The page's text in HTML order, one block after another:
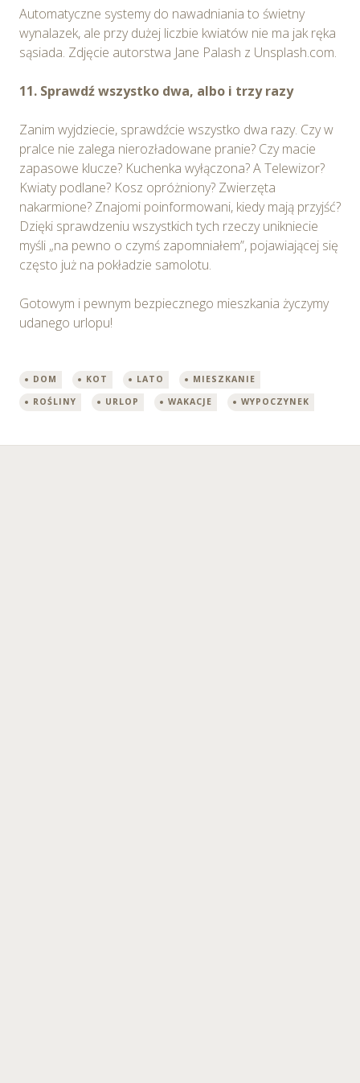
Automatyczne systemy do nawadniania to świetny
wynalazek, ale przy dużej liczbie kwiatów nie ma jak ręka
sąsiada. Zdjęcie autorstwa Jane Palash z Unsplash.com.
11. Sprawdź wszystko dwa, albo i trzy razy
Zanim wyjdziecie, sprawdźcie wszystko dwa razy. Czy w
pralce nie zalega nierozładowane pranie? Czy macie
zapasowe klucze? Kuchenka wyłączona? A Telewizor?
Kwiaty podlane? Kosz opróżniony? Zwierzęta
nakarmione? Znajomi poinformowani, kiedy mają przyjść?
Dzięki sprawdzeniu wszystkich tych rzeczy unikniecie
myśli „na pewno o czymś zapomniałem”, pojawiającej się
często już na pokładzie samolotu.
Gotowym i pewnym bezpiecznego mieszkania życzymy
udanego urlopu!
DOM KOT LATO
MIESZKANIE
ROŚLINY
URLOP WAKACJE WYPOCZYNEK